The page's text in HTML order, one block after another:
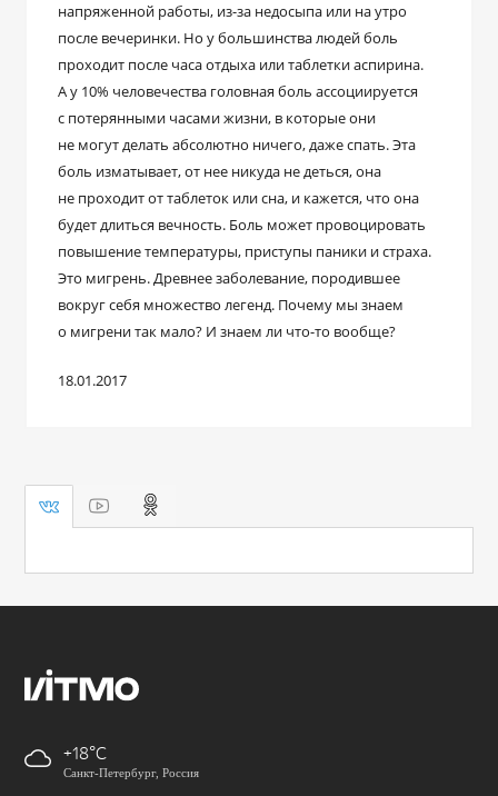
напряженной работы, из-за недосыпа или на утро
после вечеринки. Но у большинства людей боль
проходит после часа отдыха или таблетки аспирина.
А у 10% человечества головная боль ассоциируется
с потерянными часами жизни, в которые они
не могут делать абсолютно ничего, даже спать. Эта
боль изматывает, от нее никуда не деться, она
не проходит от таблеток или сна, и кажется, что она
будет длиться вечность. Боль может провоцировать
повышение температуры, приступы паники и страха.
Это мигрень. Древнее заболевание, породившее
вокруг себя множество легенд. Почему мы знаем
о мигрени так мало? И знаем ли что-то вообще?
18.01.2017
+18
Санкт-Петербург, Россия